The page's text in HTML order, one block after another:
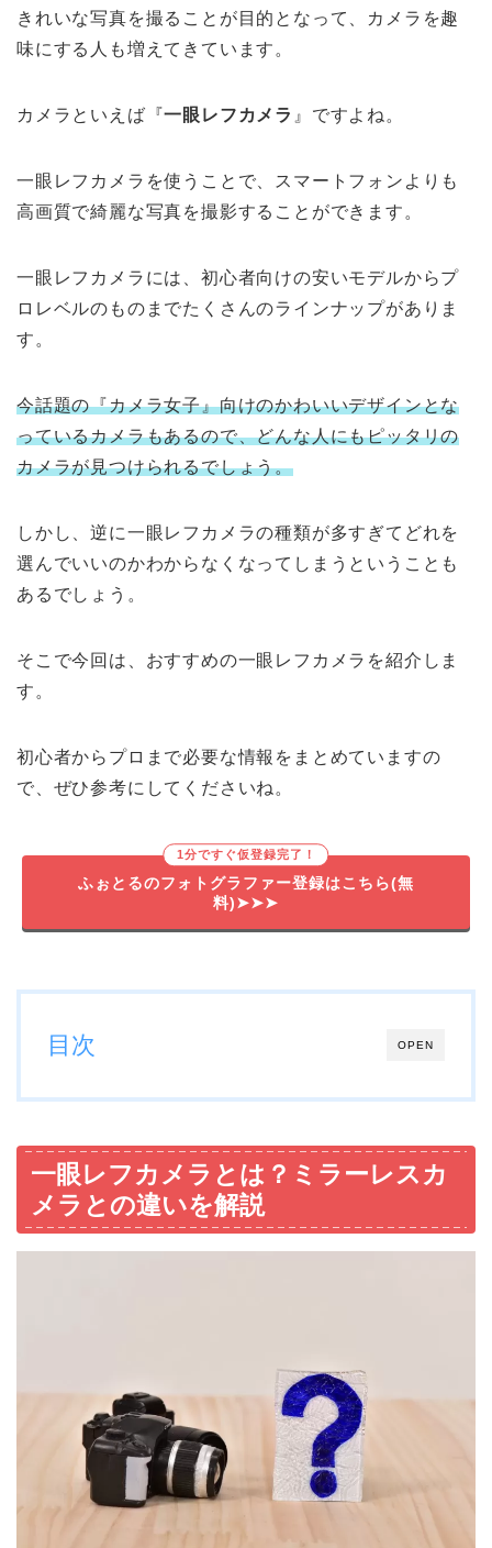
きれいな写真を撮ることが目的となって、カメラを趣
味にする人も増えてきています。
カメラといえば『一眼レフカメラ 』ですよね。
一眼レフカメラを使うことで、スマートフォンよりも
高画質で綺麗な写真を撮影することができます。
一眼レフカメラには、初心者向けの安いモデルからプ
ロレベルのものまでたくさんのラインナップがありま
す。
今話題の『カメラ女子』向けのかわいいデザインとな
っているカメラもあるので、どんな人にもピッタリの
カメラが見つけられるでしょう。
しかし、逆に一眼レフカメラの種類が多すぎてどれを
選んでいいのかわからなくなってしまうということも
あるでしょう。
そこで今回は、おすすめの一眼レフカメラを紹介しま
す。
初心者からプロまで必要な情報をまとめていますの
で、ぜひ参考にしてくださいね。
1分ですぐ仮登録完了！
ふぉとるのフォトグラファー登録はこちら(無
料)➤➤➤
OPEN
目次
一眼レフカメラとは？ミラーレスカ
メラとの違いを解説